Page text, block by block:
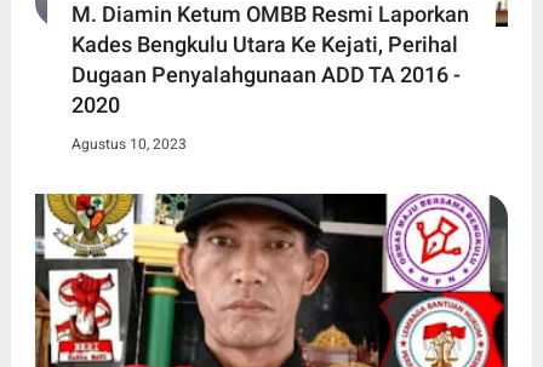
M. Diamin Ketum OMBB Resmi Laporkan
Kades Bengkulu Utara Ke Kejati, Perihal
Dugaan Penyalahgunaan ADD TA 2016 -
2020
Agustus 10, 2023